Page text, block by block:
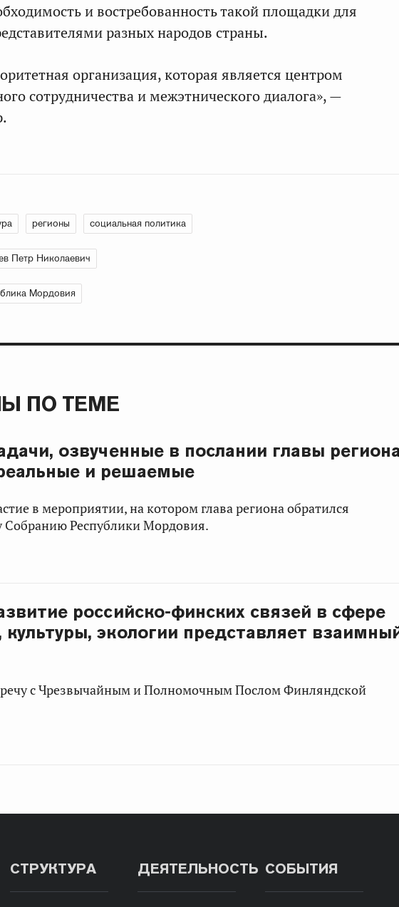
и востребованность такой площадки для
разных народов страны.
организация, которая является центром
сотрудничества и межэтнического диалога», —
регионы социальная политика
Петр Николаевич
Мордовия
ПО ТЕМЕ
озвученные в послании главы
и решаемые
в мероприятии, на котором глава региона обратился
Собранию Республики Мордовия.
российско-финских связей в сфере
культуры, экологии представляет
с Чрезвычайным и Полномочным Послом Финляндской
СТРУКТУРА ДЕЯТЕЛЬНОСТЬ СОБЫТИЯ